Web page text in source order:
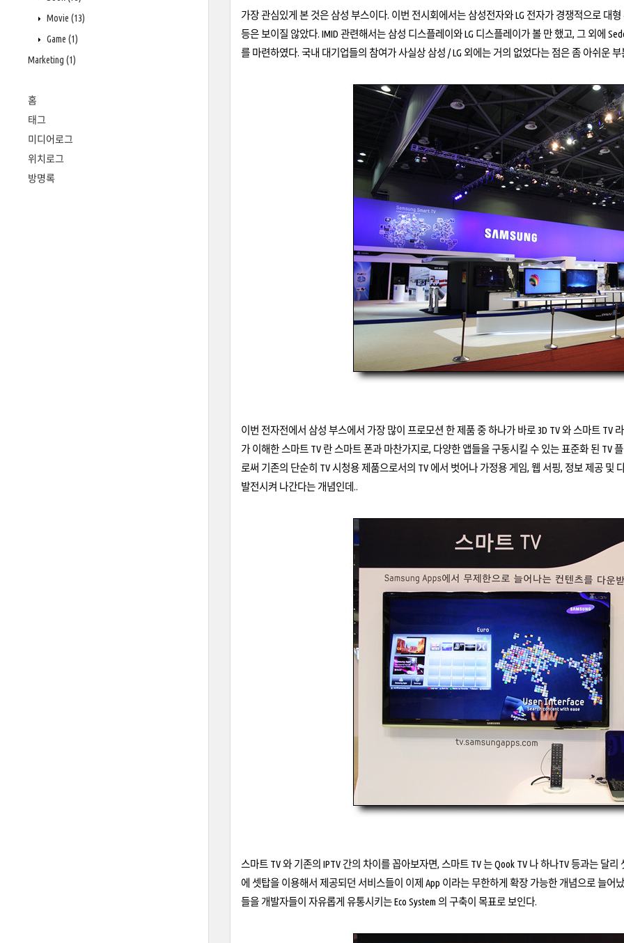
Movie (13)
Game (1)
Marketing (1)
홈
태그
미디어로그
위치로그
방명록
가장 관심있게 본 것은 삼성 부스이다. 이번 전시회에서는 삼성전자와 LG 전자가 경쟁적으로 대
등은 보이질 않았다. IMID 관련해서는 삼성 디스플레이와 LG 디스플레이가 볼 만 했고, 그 외에
를 마련하였다. 국내 대기업들의 참여가 사실상 삼성 / LG 외에는 거의 없었다는 점은 좀 아쉬운 부
이번 전자전에서 삼성 부스에서 가장 많이 프로모션 한 제품 중 하나가 바로 3D TV 와 스마트 TV
가 이해한 스마트 TV 란 스마트 폰과 마찬가지로, 다양한 앱들을 구동시킬 수 있는 표준화 된 TV
로써 기존의 단순히 TV 시청용 제품으로서의 TV 에서 벗어나 가정용 게임, 웹 서핑, 정보 제공
발전시켜 나간다는 개념인데..
스마트 TV 와 기존의 IPTV 간의 차이를 꼽아보자면, 스마트 TV 는 Qook TV 나 하나TV 등과는 달
에 셋탑을 이용해서 제공되던 서비스들이 이제 App 이라는 무한하게 확장 가능한 개념으로 늘어
들을 개발자들이 자유롭게 유통시키는 Eco System 의 구축이 목표로 보인다.